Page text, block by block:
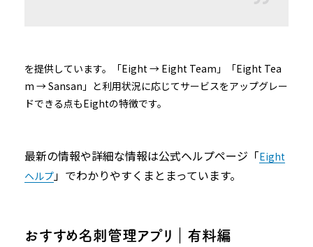
を提供しています。「Eight → Eight Team」「Eight Tea
m → Sansan」と利用状況に応じてサービスをアップグレー
ドできる点もEightの特徴です。
最新の情報や詳細な情報は公式ヘルプページ「Eight
ヘルプ」でわかりやすくまとまっています。
おすすめ名刺管理アプリ｜有料編